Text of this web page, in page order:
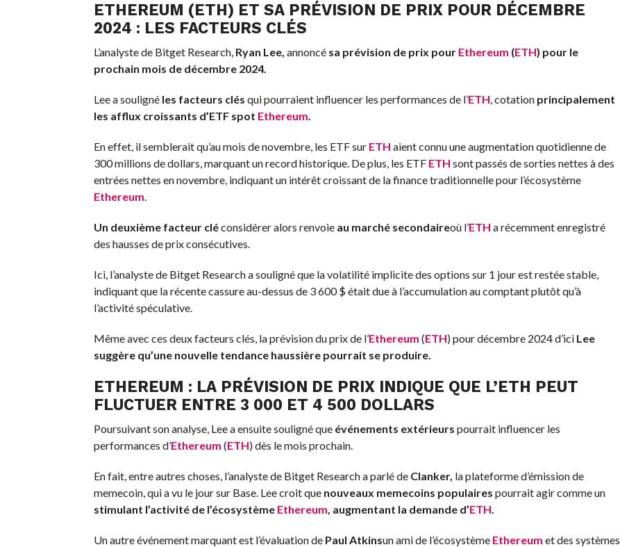
ETHEREUM (ETH) ET SA PRÉVISION DE PRIX POUR DÉCEMBRE
2024 : LES FACTEURS CLÉS
L’analyste de Bitget Research, Ryan Lee, annoncé sa prévision de prix pour Ethereum (ETH) pour le
prochain mois de décembre 2024.
Lee a souligné les facteurs clés qui pourraient influencer les performances de l’ETH, cotation principalement
les afflux croissants d’ETF spot Ethereum.
En effet, il semblerait qu’au mois de novembre, les ETF sur ETH aient connu une augmentation quotidienne de
300 millions de dollars, marquant un record historique. De plus, les ETF ETH sont passés de sorties nettes à des
entrées nettes en novembre, indiquant un intérêt croissant de la finance traditionnelle pour l’écosystème
Ethereum.
Un deuxième facteur cléconsidérer alors renvoieau marché secondaireoù l’ETH a récemment enregistré
des hausses de prix consécutives.
Ici, l’analyste de Bitget Research a souligné que la volatilité implicite des options sur 1 jour est restée stable,
indiquant que la récente cassure au-dessus de 3 600 $ était due à l’accumulation au comptant plutôt qu’à
l’activité spéculative.
Même avec ces deux facteurs clés, la prévision du prix de l’Ethereum (ETH) pour décembre 2024 d’ici Lee
suggère qu’une nouvelle tendance haussière pourrait se produire.
ETHEREUM : LA PRÉVISION DE PRIX INDIQUE QUE L’ETH PEUT
FLUCTUER ENTRE 3 000 ET 4 500 DOLLARS
Poursuivant son analyse, Lee a ensuite souligné que événements extérieurs pourrait influencer les
performances d’Ethereum (ETH) dès le mois prochain.
En fait, entre autres choses, l’analyste de Bitget Research a parlé deClanker, la plateforme d’émission de
memecoin, qui a vu le jour sur Base. Lee croit que nouveaux memecoins populaires pourrait agir comme un
stimulant l’activité de l’écosystème Ethereum, augmentant la demande d’ETH.
Un autre événement marquant est l’évaluation de Paul Atkinsun ami de l’écosystème Ethereum et des systèmes